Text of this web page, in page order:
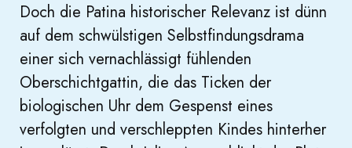
Doch die Patina historischer Relevanz ist dünn
auf dem schwülstigen Selbstfindungsdrama
einer sich vernachlässigt fühlenden
Oberschichtgattin, die das Ticken der
biologischen Uhr dem Gespenst eines
verfolgten und verschleppten Kindes hinterher